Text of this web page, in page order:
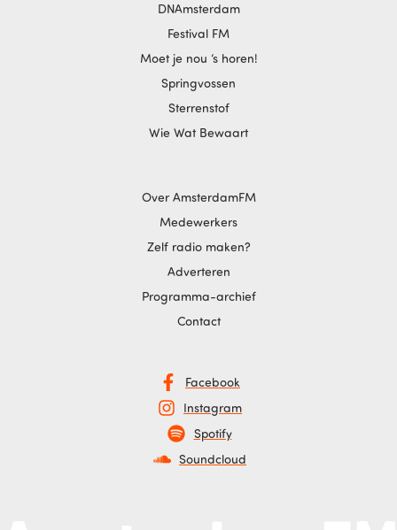
DNAmsterdam
Festival FM
Moet je nou ‘s horen!
Springvossen
Sterrenstof
Wie Wat Bewaart
Over AmsterdamFM
Medewerkers
Zelf radio maken?
Adverteren
Programma-archief
Contact
Facebook
Instagram
Spotify
Soundcloud